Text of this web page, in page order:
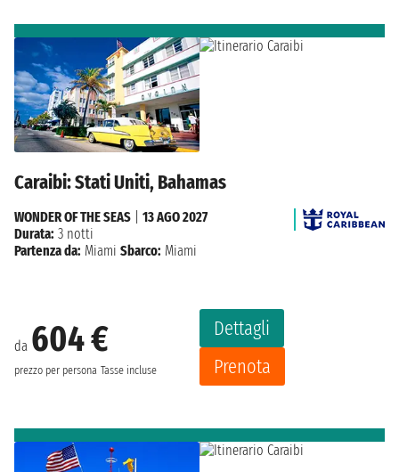
Caraibi: Stati Uniti, Bahamas
da 604 €
prezzo per persona Tasse incluse
Dettagli
Prenota
WONDER OF THE SEAS
13 AGO 2027
Durata: 3 notti
Partenza da: Miami Sbarco: Miami